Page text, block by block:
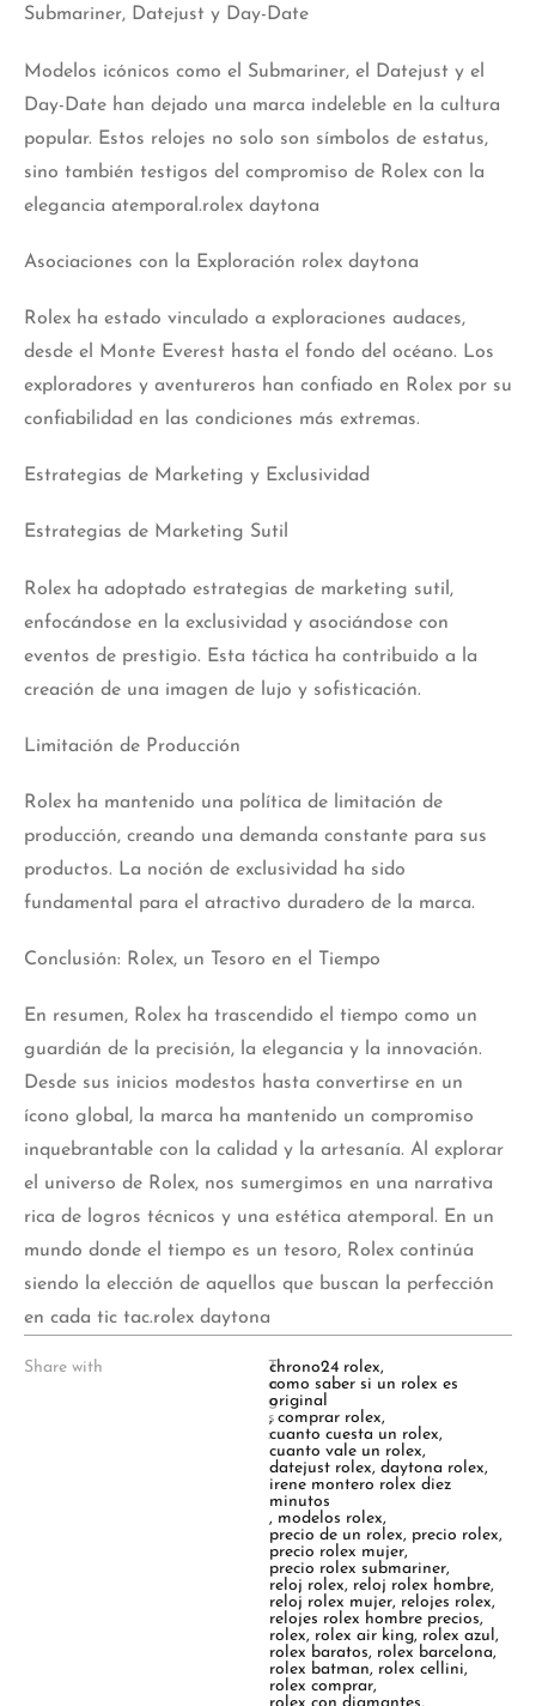
Submariner, Datejust y Day-Date
Modelos icónicos como el Submariner, el Datejust y el
Day-Date han dejado una marca indeleble en la cultura
popular. Estos relojes no solo son símbolos de estatus,
sino también testigos del compromiso de Rolex con la
elegancia atemporal.rolex daytona
Asociaciones con la Exploración rolex daytona
Rolex ha estado vinculado a exploraciones audaces,
desde el Monte Everest hasta el fondo del océano. Los
exploradores y aventureros han confiado en Rolex por su
confiabilidad en las condiciones más extremas.
Estrategias de Marketing y Exclusividad
Estrategias de Marketing Sutil
Rolex ha adoptado estrategias de marketing sutil,
enfocándose en la exclusividad y asociándose con
eventos de prestigio. Esta táctica ha contribuido a la
creación de una imagen de lujo y sofisticación.
Limitación de Producción
Rolex ha mantenido una política de limitación de
producción, creando una demanda constante para sus
productos. La noción de exclusividad ha sido
fundamental para el atractivo duradero de la marca.
Conclusión: Rolex, un Tesoro en el Tiempo
En resumen, Rolex ha trascendido el tiempo como un
guardián de la precisión, la elegancia y la innovación.
Desde sus inicios modestos hasta convertirse en un
ícono global, la marca ha mantenido un compromiso
inquebrantable con la calidad y la artesanía. Al explorar
el universo de Rolex, nos sumergimos en una narrativa
rica de logros técnicos y una estética atemporal. En un
mundo donde el tiempo es un tesoro, Rolex continúa
siendo la elección de aquellos que buscan la perfección
en cada tic tac.rolex daytona
Share with
T
a
g
s
:
chrono24 rolex,
como saber si un rolex es
original
, comprar rolex,
cuanto cuesta un rolex,
cuanto vale un rolex,
datejust rolex, daytona rolex,
irene montero rolex diez
minutos
, modelos rolex,
precio de un rolex, precio rolex,
precio rolex mujer,
precio rolex submariner,
reloj rolex, reloj rolex hombre,
reloj rolex mujer, relojes rolex,
relojes rolex hombre precios,
rolex, rolex air king, rolex azul,
rolex baratos, rolex barcelona,
rolex batman, rolex cellini,
rolex comprar,